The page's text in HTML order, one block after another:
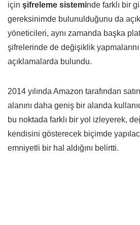
için şifreleme sisteminde farklı bir
gereksinimde bulunulduğunu da
yöneticileri, aynı zamanda başka
şifrelerinde de değişiklik
açıklamalarda bulundu.
2014 yılında Amazon tarafından
alanını daha geniş bir alanda
bu noktada farklı bir yol izleyerek,
kendisini gösterecek biçimde
emniyetli bir hal aldığını belirtti.